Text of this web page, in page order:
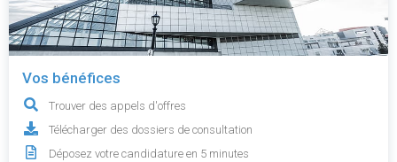
Vos bénéfices
Trouver des appels d'offres
Télécharger des dossiers de consultation
Déposez votre candidature en 5 minutes